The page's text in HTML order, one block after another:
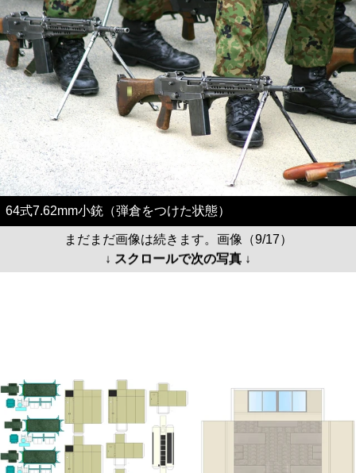
64式7.62mm小銃（弾倉をつけた状態）
まだまだ画像は続きます。画像（9/17）
↓ スクロールで次の写真 ↓